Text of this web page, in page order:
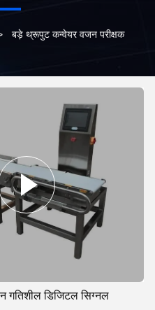
बड़े थ्रूपुट कन्वेयर वजन परीक्षक
गतिशील डिजिटल सिग्नल